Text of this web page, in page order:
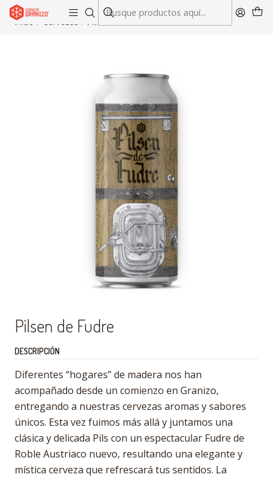
Inicio Cervezas Pilsen de Fudre
Pilsen de Fudre
DESCRIPCIÓN
Diferentes “hogares” de madera nos han
acompañado desde un comienzo en Granizo,
entregando a nuestras cervezas aromas y sabores
únicos. Esta vez fuimos más allá y juntamos una
clásica y delicada Pils con un espectacular Fudre de
Roble Austriaco nuevo, resultando una elegante y
mística cerveza que refrescará tus sentidos. La